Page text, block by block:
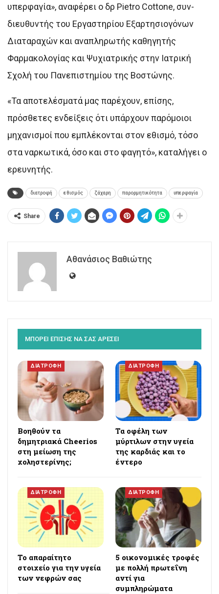
υπερφαγία», αναφέρει ο δρ Pietro Cottone, συν-
διευθυντής του Εργαστηρίου Εξαρτησιογόνων
Διαταραχών και αναπληρωτής καθηγητής
Φαρμακολογίας και Ψυχιατρικής στην Ιατρική
Σχολή του Πανεπιστημίου της Βοστώνης.
«Τα αποτελέσματά μας παρέχουν, επίσης,
πρόσθετες ενδείξεις ότι υπάρχουν παρόμοιοι
μηχανισμοί που εμπλέκονται στον εθισμό, τόσο
στα ναρκωτικά, όσο και στο φαγητό», καταλήγει ο
ερευνητής.
διατροφή εθισμός ζάχαρη παρορμητικότητα υπερφαγία
Share
Αθανάσιος Βαθιώτης
ΜΠΟΡΕΙ ΕΠΙΣΗΣ ΝΑ ΣΑΣ ΑΡΕΣΕΙ
ΔΙΑΤΡΟΦΗ
Βοηθούν τα
δημητριακά Cheerios
στη μείωση της
χοληστερίνης;
ΔΙΑΤΡΟΦΗ
Τα οφέλη των
μύρτιλων στην υγεία
της καρδιάς και το
έντερο
ΔΙΑΤΡΟΦΗ
Το απαραίτητο
στοιχείο για την υγεία
των νεφρών σας
ΔΙΑΤΡΟΦΗ
5 οικονομικές τροφές
με πολλή πρωτεΐνη
αντί για
συμπληρώματα